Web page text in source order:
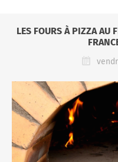
LES FOURS À PIZZA AU